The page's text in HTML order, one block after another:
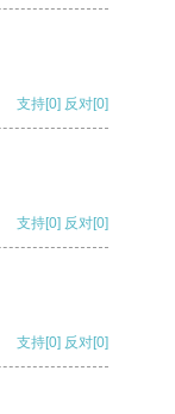
支持[0] 反对[0]
支持[0] 反对[0]
支持[0] 反对[0]